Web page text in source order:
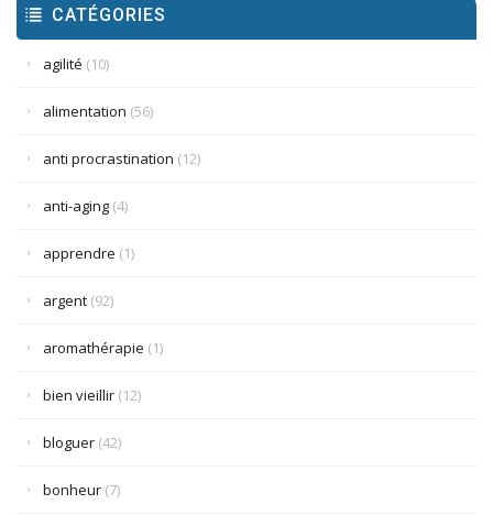
CATÉGORIES
agilité (10)
alimentation (56)
anti procrastination (12)
anti-aging (4)
apprendre (1)
argent (92)
aromathérapie (1)
bien vieillir (12)
bloguer (42)
bonheur (7)